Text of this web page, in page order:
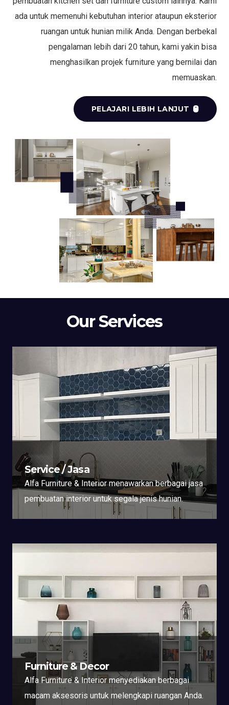
ada untuk memenuhi kebutuhan interior ataupun eksterior
ruangan untuk hunian milik Anda. Dengan berbekal
pengalaman lebih dari 20 tahun, kami yakin bisa
menghasilkan projek furniture yang bernilai dan
memuaskan.
PELAJARI LEBIH LANJUT
Our Services
Service / Jasa
Alfa Furniture & Interior menawarkan berbagai jasa
pembuatan interior untuk segala jenis hunian.
Furniture & Decor
Alfa Furniture & Interior menyediakan berbagai
macam aksesoris untuk melengkapi ruangan Anda.